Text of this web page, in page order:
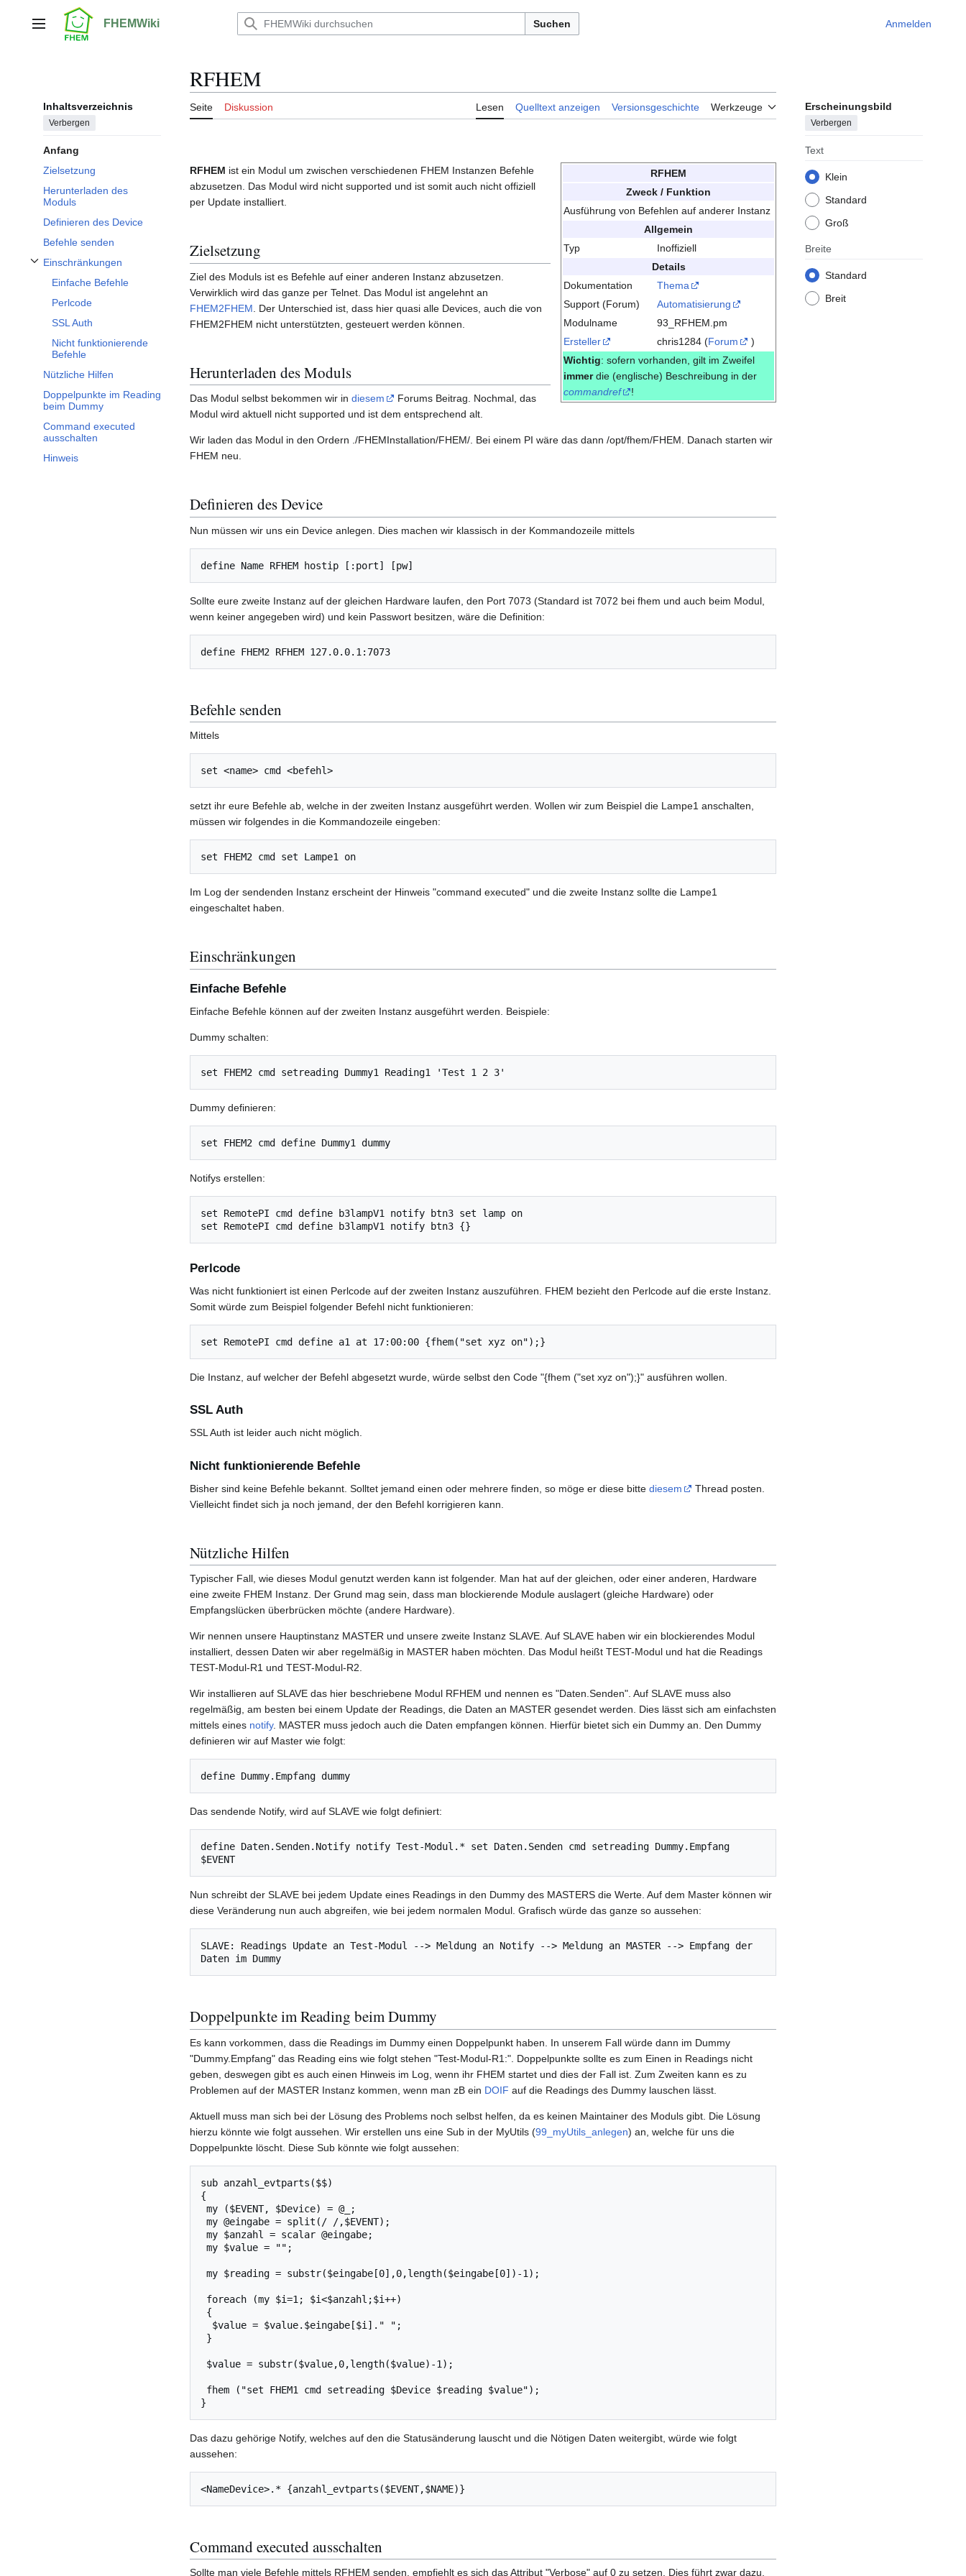
springenHauptmenü FHEMWiki Suchen Anmelden
Inhaltsverzeichnis
Verbergen
Anfang
Zielsetzung
Herunterladen des
Moduls
Definieren des Device
Befehle senden
Einschränkungen
Unterabschnitt Einschränkungen umschalten
Einfache Befehle
Perlcode
SSL Auth
Nicht funktionierende
Befehle
Nützliche Hilfen
Doppelpunkte im Reading
beim Dummy
Command executed
ausschalten
Hinweis
RFHEM
Seite Diskussion Lesen Quelltext anzeigen Versionsgeschichte Werkzeuge Erscheinungsbild
Verbergen
Text
Klein
Standard
Groß
Breite
Standard
Breit
RFHEM
Zweck / Funktion
Ausführung von Befehlen auf anderer Instanz
Allgemein
Typ
Inoffiziell
Details
Dokumentation
Thema
Support (Forum)
Automatisierung
Modulname
93_RFHEM.pm
Ersteller
chris1284 (Forum
)
Wichtig: sofern vorhanden, gilt im Zweifel
immerdie (englische) Beschreibung in der
commandref
!
RFHEM ist ein Modul um zwischen verschiedenen FHEM Instanzen Befehle
abzusetzen. Das Modul wird nicht supported und ist somit auch nicht offiziell
per Update installiert.
Zielsetzung
Ziel des Moduls ist es Befehle auf einer anderen Instanz abzusetzen.
Verwirklich wird das ganze per Telnet. Das Modul ist angelehnt an
FHEM2FHEM . Der Unterschied ist, dass hier quasi alle Devices, auch die von
FHEM2FHEM nicht unterstützten, gesteuert werden können.
Herunterladen des Moduls
Das Modul selbst bekommen wir in diesem
Forums Beitrag. Nochmal, das
Modul wird aktuell nicht supported und ist dem entsprechend alt.
Wir laden das Modul in den Ordern ./FHEMInstallation/FHEM/. Bei einem PI wäre das dann /opt/fhem/FHEM. Danach starten wir
FHEM neu.
Definieren des Device
Nun müssen wir uns ein Device anlegen. Dies machen wir klassisch in der Kommandozeile mittels
define Name RFHEM hostip [:port] [pw]
Sollte eure zweite Instanz auf der gleichen Hardware laufen, den Port 7073 (Standard ist 7072 bei fhem und auch beim Modul,
wenn keiner angegeben wird) und kein Passwort besitzen, wäre die Definition:
define FHEM2 RFHEM 127.0.0.1:7073
Befehle senden
Mittels
set <name> cmd <befehl>
setzt ihr eure Befehle ab, welche in der zweiten Instanz ausgeführt werden. Wollen wir zum Beispiel die Lampe1 anschalten,
müssen wir folgendes in die Kommandozeile eingeben:
set FHEM2 cmd set Lampe1 on
Im Log der sendenden Instanz erscheint der Hinweis "command executed" und die zweite Instanz sollte die Lampe1
eingeschaltet haben.
Einschränkungen
Einfache Befehle
Einfache Befehle können auf der zweiten Instanz ausgeführt werden. Beispiele:
Dummy schalten:
set FHEM2 cmd setreading Dummy1 Reading1 'Test 1 2 3'
Dummy definieren:
set FHEM2 cmd define Dummy1 dummy
Notifys erstellen:
set RemotePI cmd define b3lampV1 notify btn3 set lamp on
set RemotePI cmd define b3lampV1 notify btn3 {}
Perlcode
Was nicht funktioniert ist einen Perlcode auf der zweiten Instanz auszuführen. FHEM bezieht den Perlcode auf die erste Instanz.
Somit würde zum Beispiel folgender Befehl nicht funktionieren:
set RemotePI cmd define a1 at 17:00:00 {fhem("set xyz on");}
Die Instanz, auf welcher der Befehl abgesetzt wurde, würde selbst den Code "{fhem ("set xyz on");}" ausführen wollen.
SSL Auth
SSL Auth ist leider auch nicht möglich.
Nicht funktionierende Befehle
Bisher sind keine Befehle bekannt. Solltet jemand einen oder mehrere finden, so möge er diese bitte diesem
Thread posten.
Vielleicht findet sich ja noch jemand, der den Befehl korrigieren kann.
Nützliche Hilfen
Typischer Fall, wie dieses Modul genutzt werden kann ist folgender. Man hat auf der gleichen, oder einer anderen, Hardware
eine zweite FHEM Instanz. Der Grund mag sein, dass man blockierende Module auslagert (gleiche Hardware) oder
Empfangslücken überbrücken möchte (andere Hardware).
Wir nennen unsere Hauptinstanz MASTER und unsere zweite Instanz SLAVE. Auf SLAVE haben wir ein blockierendes Modul
installiert, dessen Daten wir aber regelmäßig in MASTER haben möchten. Das Modul heißt TEST-Modul und hat die Readings
TEST-Modul-R1 und TEST-Modul-R2.
Wir installieren auf SLAVE das hier beschriebene Modul RFHEM und nennen es "Daten.Senden". Auf SLAVE muss also
regelmäßig, am besten bei einem Update der Readings, die Daten an MASTER gesendet werden. Dies lässt sich am einfachsten
mittels eines notify. MASTER muss jedoch auch die Daten empfangen können. Hierfür bietet sich ein Dummy an. Den Dummy
definieren wir auf Master wie folgt:
define Dummy.Empfang dummy
Das sendende Notify, wird auf SLAVE wie folgt definiert:
define Daten.Senden.Notify notify Test-Modul.* set Daten.Senden cmd setreading Dummy.Empfang
Nun schreibt der SLAVE bei jedem Update eines Readings in den Dummy des MASTERS die Werte. Auf dem Master können wir
diese Veränderung nun auch abgreifen, wie bei jedem normalen Modul. Grafisch würde das ganze so aussehen:
SLAVE: Readings Update an Test-Modul --> Meldung an Notify --> Meldung an MASTER --> Empfang der
Daten im Dummy
Doppelpunkte im Reading beim Dummy
Es kann vorkommen, dass die Readings im Dummy einen Doppelpunkt haben. In unserem Fall würde dann im Dummy
"Dummy.Empfang" das Reading eins wie folgt stehen "Test-Modul-R1:". Doppelpunkte sollte es zum Einen in Readings nicht
geben, deswegen gibt es auch einen Hinweis im Log, wenn ihr FHEM startet und dies der Fall ist. Zum Zweiten kann es zu
Problemen auf der MASTER Instanz kommen, wenn man zB ein DOIF auf die Readings des Dummy lauschen lässt.
Aktuell muss man sich bei der Lösung des Problems noch selbst helfen, da es keinen Maintainer des Moduls gibt. Die Lösung
hierzu könnte wie folgt aussehen. Wir erstellen uns eine Sub in der MyUtils (99_myUtils_anlegen) an, welche für uns die
Doppelpunkte löscht. Diese Sub könnte wie folgt aussehen:
sub anzahl_evtparts($$)
{
Das dazu gehörige Notify, welches auf den die Statusänderung lauscht und die Nötigen Daten weitergibt, würde wie folgt
aussehen:
<NameDevice>.* {anzahl_evtparts($EVENT,$NAME)}
Command executed ausschalten
Sollte man viele Befehle mittels RFHEM senden, empfiehlt es sich das Attribut "Verbose" auf 0 zu setzen. Dies führt zwar dazu,